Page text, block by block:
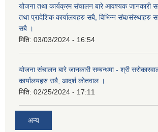
योजना तथा कार्यक्रम संचालन बारे आवश्यक जानकारी
तथा प्रादेशिक कार्यालयहरु सबै, विभिन्‍न संघ/संस्थाहरु
सबै ।
मिति: 03/03/2024 - 16:54
योजना संचालन बारे जानकारी सम्बन्धमा - श्री
कार्यालयहरु सबै, आदर्श कोतवाल ।
मिति: 02/25/2024 - 17:11
अन्य